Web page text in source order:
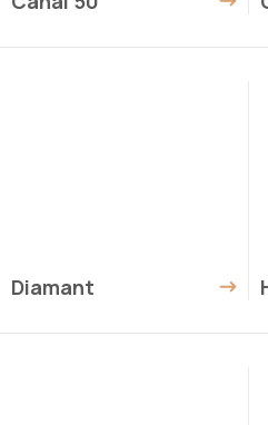
Diamant